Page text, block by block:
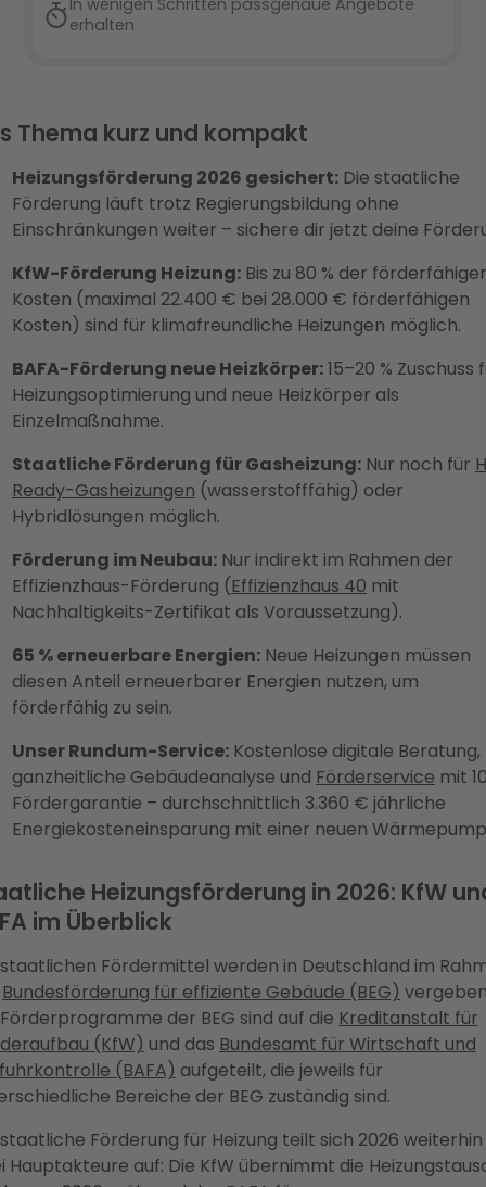
Thema kurz und kompakt
Heizungsförderung 2026 gesichert: Die staatliche
Förderung läuft trotz Regierungsbildung ohne
Einschränkungen weiter – sichere dir jetzt deine
KfW-Förderung Heizung: Bis zu 80 % der
Kosten (maximal 22.400 € bei 28.000 € förderfähigen
Kosten) sind für klimafreundliche Heizungen möglich.
BAFA-Förderung neue Heizkörper:15–20 % Zuschuss
Heizungsoptimierung und neue Heizkörper als
Einzelmaßnahme.
Staatliche Förderung für Gasheizung: Nur noch für
Ready-Gasheizungen (wasserstofffähig) oder
Hybridlösungen möglich.
Förderung im Neubau: Nur indirekt im Rahmen der
Effizienzhaus-Förderung (Effizienzhaus 40 mit
Nachhaltigkeits-Zertifikat als Voraussetzung).
65 % erneuerbare Energien: Neue Heizungen müssen
diesen Anteil erneuerbarer Energien nutzen, um
förderfähig zu sein.
Unser Rundum-Service: Kostenlose digitale Beratung,
ganzheitliche Gebäudeanalyse und Förderservice mit
Fördergarantie – durchschnittlich 3.360 € jährliche
Energiekosteneinsparung mit einer neuen
Heizungsförderung in 2026: KfW
im Überblick
Fördermittel werden in Deutschland im
Bundesförderung für effiziente Gebäude (BEG)
der BEG sind auf die Kreditanstalt für
(KfW) und das Bundesamt für Wirtschaft und
(BAFA) aufgeteilt, die jeweils für
Bereiche der BEG zuständig sind.
Förderung für Heizung teilt sich 2026
Hauptakteure auf: Die KfW übernimmt die